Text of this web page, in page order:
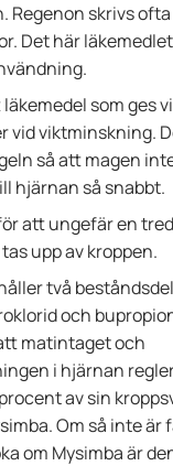
Regenon skrivs
Det här
som ges
vid viktminskning.
så att magen
hjärnan så snabbt.
att ungefär en
upp av kroppen.
två
och
matintaget och
i hjärnan
av sin
Om så inte är
om Mysimba är